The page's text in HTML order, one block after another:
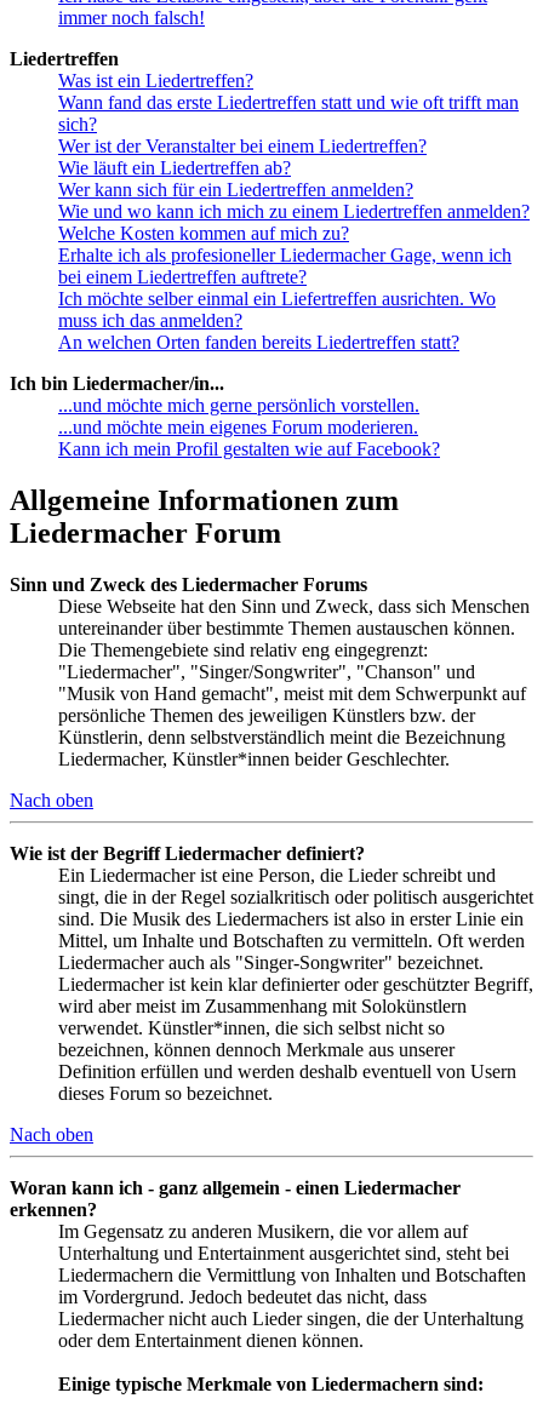
immer noch falsch!
Liedertreffen
Was ist ein Liedertreffen?
Wann fand das erste Liedertreffen statt und wie oft trifft man
sich?
Wer ist der Veranstalter bei einem Liedertreffen?
Wie läuft ein Liedertreffen ab?
Wer kann sich für ein Liedertreffen anmelden?
Wie und wo kann ich mich zu einem Liedertreffen anmelden?
Welche Kosten kommen auf mich zu?
Erhalte ich als profesioneller Liedermacher Gage, wenn ich
bei einem Liedertreffen auftrete?
Ich möchte selber einmal ein Liefertreffen ausrichten. Wo
muss ich das anmelden?
An welchen Orten fanden bereits Liedertreffen statt?
Ich bin Liedermacher/in...
...und möchte mich gerne persönlich vorstellen.
...und möchte mein eigenes Forum moderieren.
Kann ich mein Profil gestalten wie auf Facebook?
Allgemeine Informationen zum
Liedermacher Forum
Sinn und Zweck des Liedermacher Forums
Diese Webseite hat den Sinn und Zweck, dass sich Menschen
untereinander über bestimmte Themen austauschen können.
Die Themengebiete sind relativ eng eingegrenzt:
"Liedermacher", "Singer/Songwriter", "Chanson" und
"Musik von Hand gemacht", meist mit dem Schwerpunkt auf
persönliche Themen des jeweiligen Künstlers bzw. der
Künstlerin, denn selbstverständlich meint die Bezeichnung
Liedermacher, Künstler*innen beider Geschlechter.
Nach oben
Wie ist der Begriff Liedermacher definiert?
Ein Liedermacher ist eine Person, die Lieder schreibt und
singt, die in der Regel sozialkritisch oder politisch ausgerichtet
sind. Die Musik des Liedermachers ist also in erster Linie ein
Mittel, um Inhalte und Botschaften zu vermitteln. Oft werden
Liedermacher auch als "Singer-Songwriter" bezeichnet.
Liedermacher ist kein klar definierter oder geschützter Begriff,
wird aber meist im Zusammenhang mit Solokünstlern
verwendet. Künstler*innen, die sich selbst nicht so
bezeichnen, können dennoch Merkmale aus unserer
Definition erfüllen und werden deshalb eventuell von Usern
dieses Forum so bezeichnet.
Nach oben
Woran kann ich - ganz allgemein - einen Liedermacher
erkennen?
Im Gegensatz zu anderen Musikern, die vor allem auf
Unterhaltung und Entertainment ausgerichtet sind, steht bei
Liedermachern die Vermittlung von Inhalten und Botschaften
im Vordergrund. Jedoch bedeutet das nicht, dass
Liedermacher nicht auch Lieder singen, die der Unterhaltung
oder dem Entertainment dienen können.
Einige typische Merkmale von Liedermachern sind: